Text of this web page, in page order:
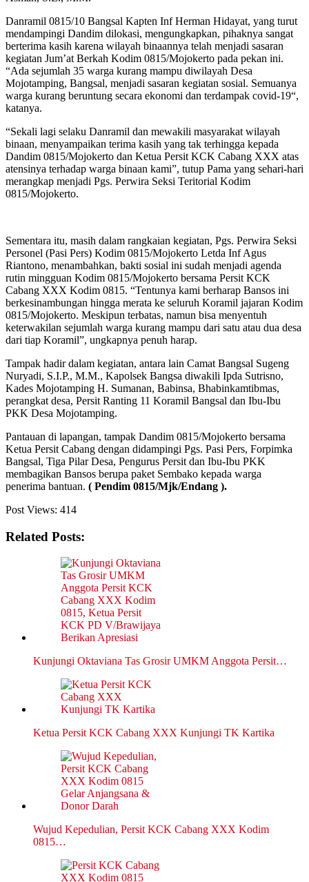
Danramil 0815/10 Bangsal Kapten Inf Herman Hidayat, yang turut
mendampingi Dandim dilokasi, mengungkapkan, pihaknya sangat
berterima kasih karena wilayah binaannya telah menjadi sasaran
kegiatan Jum’at Berkah Kodim 0815/Mojokerto pada pekan ini.
“Ada sejumlah 35 warga kurang mampu diwilayah Desa
Mojotamping, Bangsal, menjadi sasaran kegiatan sosial. Semuanya
warga kurang beruntung secara ekonomi dan terdampak covid-19“,
katanya.
“Sekali lagi selaku Danramil dan mewakili masyarakat wilayah
binaan, menyampaikan terima kasih yang tak terhingga kepada
Dandim 0815/Mojokerto dan Ketua Persit KCK Cabang XXX atas
atensinya terhadap warga binaan kami”, tutup Pama yang sehari-hari
merangkap menjadi Pgs. Perwira Seksi Teritorial Kodim
0815/Mojokerto.
Sementara itu, masih dalam rangkaian kegiatan, Pgs. Perwira Seksi
Personel (Pasi Pers) Kodim 0815/Mojokerto Letda Inf Agus
Riantono, menambahkan, bakti sosial ini sudah menjadi agenda
rutin mingguan Kodim 0815/Mojokerto bersama Persit KCK
Cabang XXX Kodim 0815. “Tentunya kami berharap Bansos ini
berkesinambungan hingga merata ke seluruh Koramil jajaran Kodim
0815/Mojokerto. Meskipun terbatas, namun bisa menyentuh
keterwakilan sejumlah warga kurang mampu dari satu atau dua desa
dari tiap Koramil”, ungkapnya penuh harap.
Tampak hadir dalam kegiatan, antara lain Camat Bangsal Sugeng
Nuryadi, S.I.P., M.M., Kapolsek Bangsa diwakili Ipda Sutrisno,
Kades Mojotamping H. Sumanan, Babinsa, Bhabinkamtibmas,
perangkat desa, Persit Ranting 11 Koramil Bangsal dan Ibu-Ibu
PKK Desa Mojotamping.
Pantauan di lapangan, tampak Dandim 0815/Mojokerto bersama
Ketua Persit Cabang dengan didampingi Pgs. Pasi Pers, Forpimka
Bangsal, Tiga Pilar Desa, Pengurus Persit dan Ibu-Ibu PKK
membagikan Bansos berupa paket Sembako kepada warga
penerima bantuan. ( Pendim 0815/Mjk/Endang ).
Post Views: 414
Related Posts:
Kunjungi Oktaviana Tas Grosir UMKM Anggota Persit…
Ketua Persit KCK Cabang XXX Kunjungi TK Kartika
Wujud Kepedulian, Persit KCK Cabang XXX Kodim
0815…